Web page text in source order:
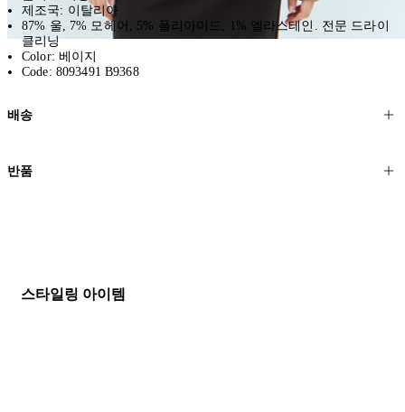
제조국: 이탈리아
87% 울, 7% 모헤어, 5% 폴리아미드, 1% 엘라스테인. 전문 드라이
클리닝
Color: 베이지
Code: 8093491 B9368
배송
고객님의 위치에 따라 일반 배송과 익스프레스 배송을 제공합니다.
세일 기간에는 배송이 다소 지연될 수 있습니다. 궁금하신 점이 있거
나 도움이 필요하신 경우 고객센터로 문의해 주세요.
반품
스타일링 아이템